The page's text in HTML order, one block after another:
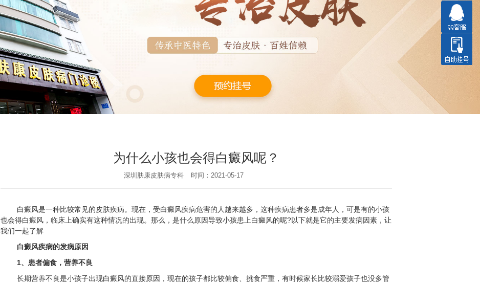
为什么小孩也会得白癜风呢？
深圳肤康皮肤病专科 时间：2021-05-17
白癜风是一种比较常见的皮肤疾病。现在，受白癜风疾病危害的人越来越多，这种疾病患者多是成年人，可是有的小孩
也会得白癜风，临床上确实有这种情况的出现。那么，是什么原因导致小孩患上白癜风的呢?以下就是它的主要发病因素，让
我们一起了解
白癜风疾病的发病原因
1、患者偏食，营养不良
长期营养不良是小孩子出现白癜风的直接原因，现在的孩子都比较偏食、挑食严重，有时候家长比较溺爱孩子也没多管